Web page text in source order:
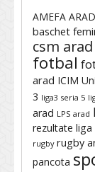
AMEFA ARAD
baschet
csm arad
fotbal
arad ICIM
3 liga3 seria 5
arad LPS arad
rezultate liga
rugby rugby
pancota